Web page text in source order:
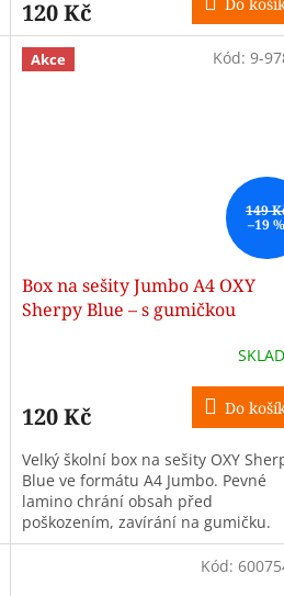
120 Kč
Akce
149
–19 %
Box na sešity Jumbo A4 OXY
Sherpy Blue – s gumičkou
120 Kč Do
Velký školní box na sešity OXY
Blue ve formátu A4 Jumbo. Pevné
lamino chrání obsah před
poškozením, zavírání na gumičku.
Rozměr 245 × 320 × 45 mm.
Kód: 9-
Kód: